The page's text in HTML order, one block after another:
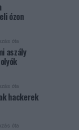
ózon
óta
aszály
óta
hackerek
óta